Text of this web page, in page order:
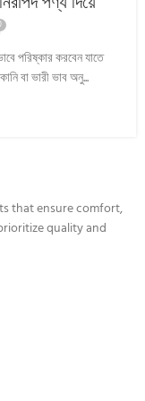
পরিষ্কার করবেন যাতে
বা ভারী ভাব অনু...
that ensure comfort,
quality and